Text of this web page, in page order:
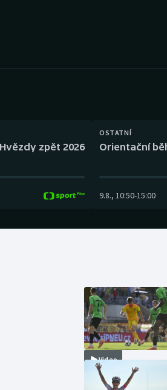
volejbal
zpět 2026
OSTATNÍ
Orientační
9.8., 10:50-15:00
Video